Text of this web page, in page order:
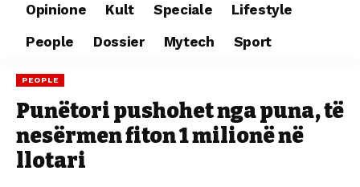
Opinione
Kult Speciale
Lifestyle
People
Dossier Mytech Sport
PEOPLE
Punëtori pushohet nga puna, të
nesërmen fiton 1 milionë në
llotari